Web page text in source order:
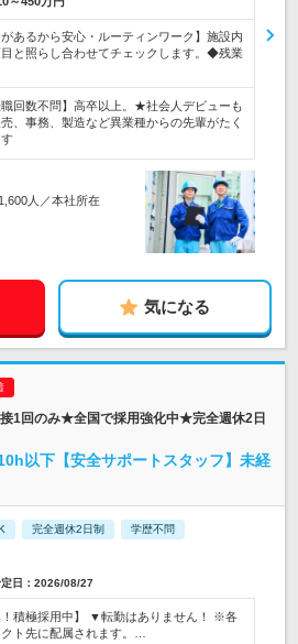
があるから安心・ルーティンワーク】施設内
と照らし合わせてチェックします。◆残業
職回数不問】高卒以上。★社会人デビューも
、事務、製造など異業種からの先輩がたく
人／本社所在
気になる
1回のみ★全国で採用強化中★完全週休2日
以下【安全サポートスタッフ】未経
完全週休2日制 学歴不問
日：2026/08/27
！積極採用中】 ▼転勤はありません！ ※各
ト先に配属されます。…